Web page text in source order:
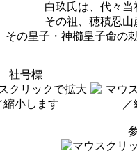
白玖氏は、代々当
その祖、穂積忍山
その皇子・神櫛皇子命の
社号標